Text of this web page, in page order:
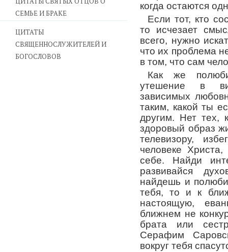
СЕМЬЕ И БРАКЕ
ЦИТАТЫ
СВЯЩЕННОСЛУЖИТЕЛЕЙ И
БОГОСЛОВОВ
когда остаются
Если тот, кто
то исчезает
всего, нужно
что их проблема
в том, что сам
Как же
утешение в
зависимых
таким, какой ты
другим. Нет тех,
здоровый образ
телевизору,
человеке
себе. Найди
развивайся
найдешь и
тебя, то и к
настоящую,
ближнем не
брата или
Серафим
вокруг тебя